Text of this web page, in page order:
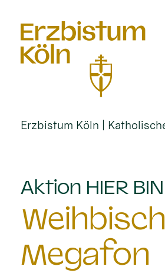
Erzbistum Köln |
Aktion HIER
Megafon